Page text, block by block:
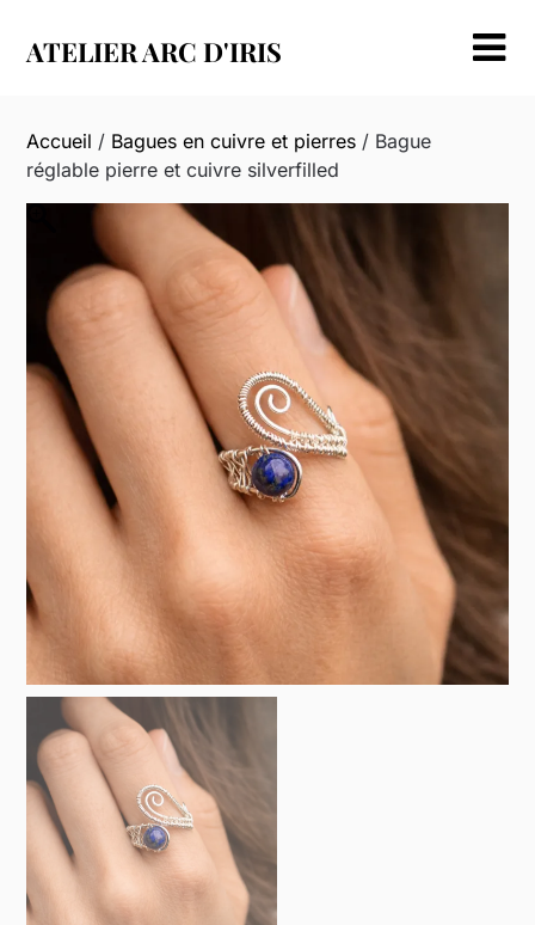
ATELIER ARC D'IRIS
Accueil / Bagues en cuivre et pierres / Bague
réglable pierre et cuivre silverfilled